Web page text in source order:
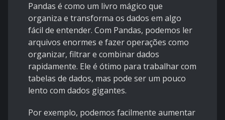
Pandas é como um livro mágico que
organiza e transforma os dados em algo
fácil de entender. Com Pandas, podemos ler
arquivos enormes e fazer operações como
organizar, filtrar e combinar dados
rapidamente. Ele é ótimo para trabalhar com
tabelas de dados, mas pode ser um pouco
lento com dados gigantes.
Por exemplo, podemos facilmente aumentar